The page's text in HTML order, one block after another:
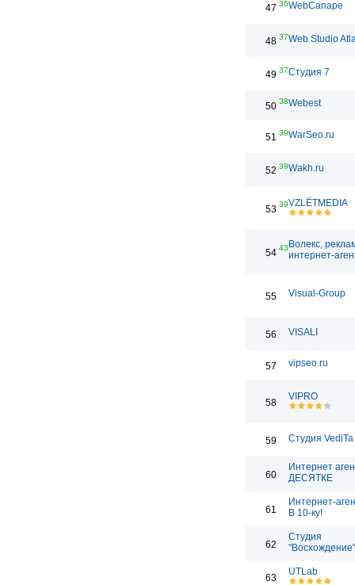
47 36WebCanape
48 37Web Studio
49 37Студия 7
50 38Webest
51 39WarSeo.ru
52 39Wakh.ru
53 39VZLЁTMEDIA
54 43 Волекс,
интернет-
55 Visual-Group
56 VISALI
57 vipseo.ru
58
VIPRO
59 Студия VediTa
60
Интернет
ДЕСЯТКЕ
61
Интернет-
В 10-ку!
62
Студия
"Восхождение"
63
UTLab